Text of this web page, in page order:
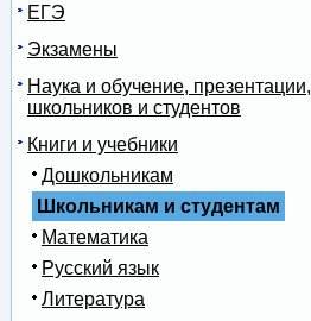
ЕГЭ
Экзамены
Наука и обучение,
школьников и студентов
Книги и учебники
Дошкольникам
Школьникам и студентам
Математика
Русский язык
Литература